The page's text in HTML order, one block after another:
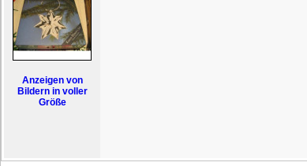
Anzeigen von
Bildern in voller
Größe